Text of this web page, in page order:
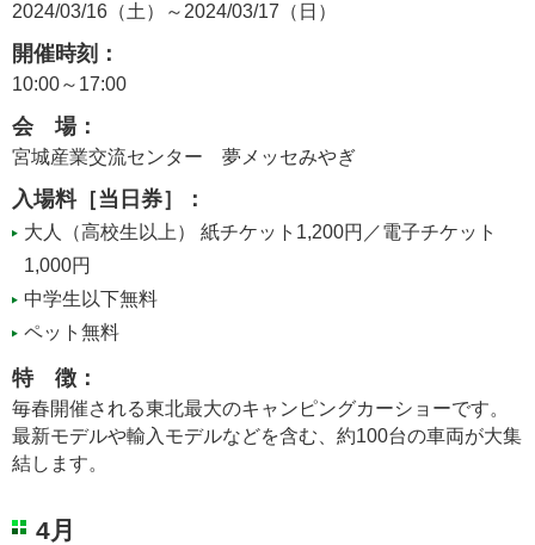
2024/03/16（土）～2024/03/17（日）
開催時刻：
10:00～17:00
会 場：
宮城産業交流センター 夢メッセみやぎ
入場料［当日券］：
大人（高校生以上） 紙チケット1,200円／電子チケット
1,000円
中学生以下無料
ペット無料
特 徴：
毎春開催される東北最大のキャンピングカーショーです。
最新モデルや輸入モデルなどを含む、約100台の車両が大集
結します。
4月